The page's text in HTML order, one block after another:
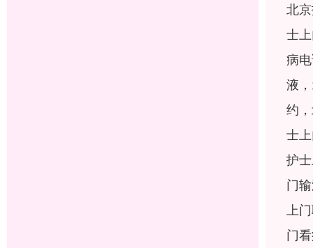
北
士
病
液
约
士
护
门
上
门